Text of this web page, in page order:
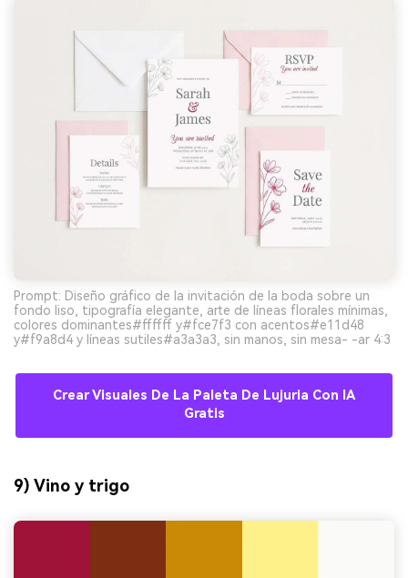
Prompt: Diseño gráfico de la invitación de la boda sobre un
fondo liso, tipografía elegante, arte de líneas florales mínimas,
colores dominantes#ffffff y#fce7f3 con acentos#e11d48
y#f9a8d4 y líneas sutiles#a3a3a3, sin manos, sin mesa- -ar 4:3
Crear Visuales De La Paleta De Lujuria Con IA
Gratis
9) Vino y trigo